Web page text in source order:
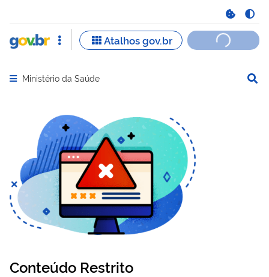
Abrir menu principal de navegação
Ministério da Saúde
Conteúdo Restrito